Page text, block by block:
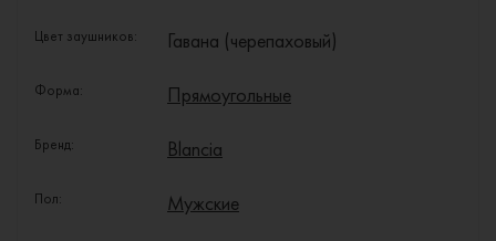
Цвет заушников: Гавана (черепаховый)
Форма: Прямоугольные
Бренд: Blancia
Пол: Мужские